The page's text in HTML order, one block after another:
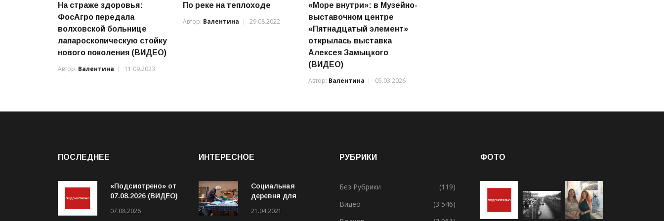
На страже здоровья:
ФосАгро передала
волховской больнице
лапароскопическую стойку
нового поколения (ВИДЕО)
Автор: Валентина 11.09.2023
По реке на теплоходе
Автор: Валентина 29.08.2022
«Море внутри»: в Музейно-
выставочном центре
«Пятнадцатый элемент»
открылась выставка
Алексея Замыцкого
(ВИДЕО)
Автор: Валентина 05.03.2026
ПОСЛЕДНЕЕ
«Подсмотрено» от
07.08.2026 (ВИДЕО)
07.08.2026
ИНТЕРЕСНОЕ
Социальная
деревня для
21.04.2021
РУБРИКИ
Без Рубрики
(119)
Видео
(3 546)
ФОТО